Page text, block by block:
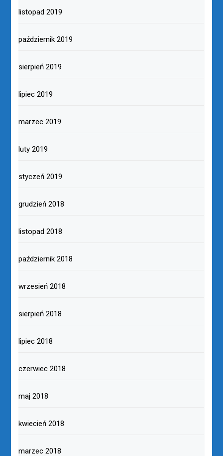
listopad 2019
październik 2019
sierpień 2019
lipiec 2019
marzec 2019
luty 2019
styczeń 2019
grudzień 2018
listopad 2018
październik 2018
wrzesień 2018
sierpień 2018
lipiec 2018
czerwiec 2018
maj 2018
kwiecień 2018
marzec 2018